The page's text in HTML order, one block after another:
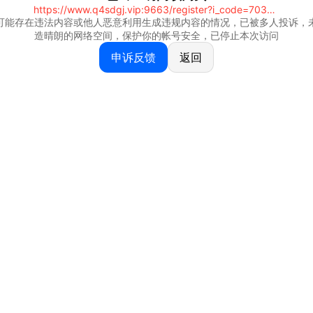
https://www.q4sdgj.vip:9663/register?i_code=70328081
能存在违法内容或他人恶意利用生成违规内容的情况，已被多人投诉，
造晴朗的网络空间，保护你的帐号安全，已停止本次访问
申诉反馈 返回